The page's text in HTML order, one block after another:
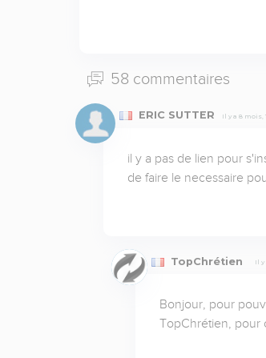
58 commentaires
ERIC SUTTER Il y a 8 mois,
il y a pas de lien pour
de faire le necessaire
TopChrétien Il
Bonjour, pour
TopChrétien, pour